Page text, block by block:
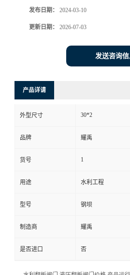
发布日期： 2024-03-10
更新日期： 2026-07-03
发送咨询
产品详请
外型尺寸 30*2
品牌 耀禹
货号 1
用途 水利工程
型号 钢坝
制造商 耀禹
是否进口 否